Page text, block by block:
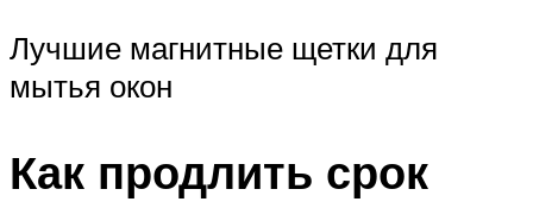
Лучшие магнитные щетки для
мытья окон
Как продлить срок